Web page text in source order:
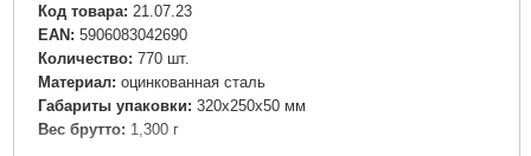
Код товара: 21.07.23
EAN: 5906083042690
Количество: 770 шт.
Материал: оцинкованная сталь
Габариты упаковки: 320x250x50 мм
Вес брутто: 1,300 г